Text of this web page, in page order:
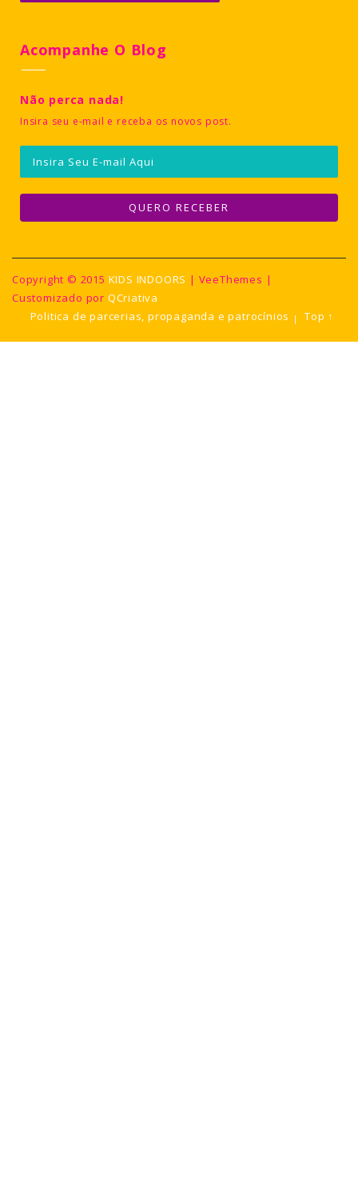
Acompanhe O Blog
Não perca nada!
Insira seu e-mail e receba os novos post.
Copyright © 2015 KIDS INDOORS | VeeThemes |
Customizado por QCriativa
Politica de parcerias, propaganda e patrocínios
Top ↑